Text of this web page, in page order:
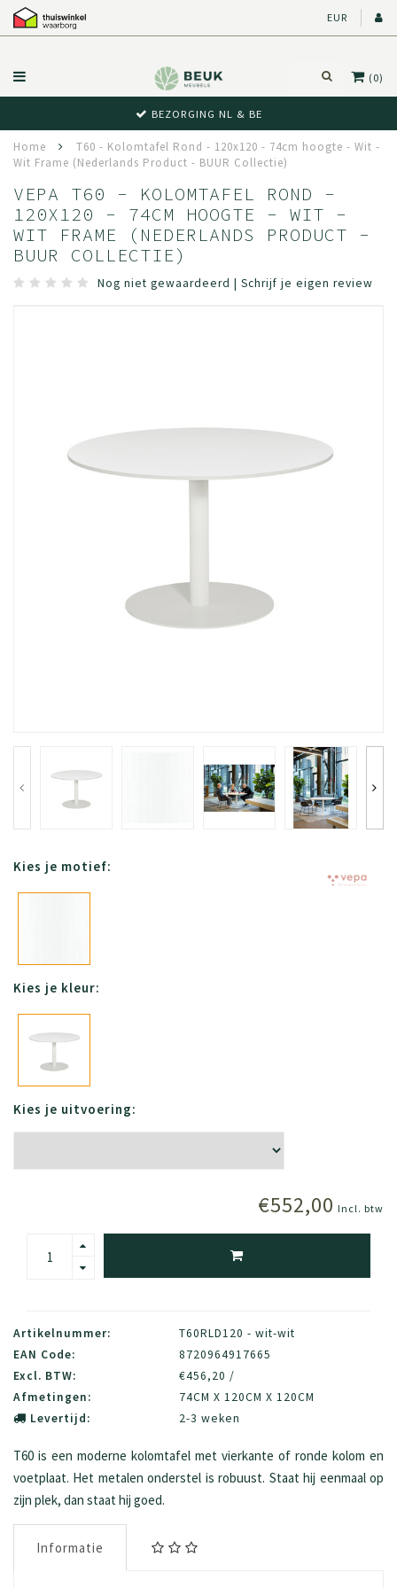
EUR
(0)
BEZORGING NL & BE
Home
T60 - Kolomtafel Rond - 120x120 - 74cm hoogte - Wit -
Wit Frame (Nederlands Product - BUUR Collectie)
VEPA T60 - KOLOMTAFEL ROND -
120X120 - 74CM HOOGTE - WIT -
WIT FRAME (NEDERLANDS PRODUCT -
BUUR COLLECTIE)
Nog niet gewaardeerd | Schrijf je eigen review
Kies je motief:
Kies je kleur:
Kies je uitvoering:
€552,00 Incl. btw
Artikelnummer:
T60RLD120 - wit-wit
EAN Code:
8720964917665
Excl. BTW:
€456,20 /
Afmetingen:
74CM X 120CM X 120CM
Levertijd:
2-3 weken
T60 is een moderne kolomtafel met vierkante of ronde kolom en
voetplaat. Het metalen onderstel is robuust. Staat hij eenmaal op
zijn plek, dan staat hij goed.
Informatie